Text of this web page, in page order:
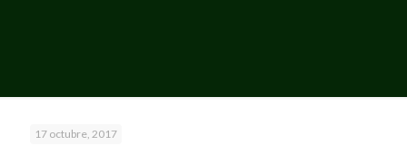
17 octubre, 2017